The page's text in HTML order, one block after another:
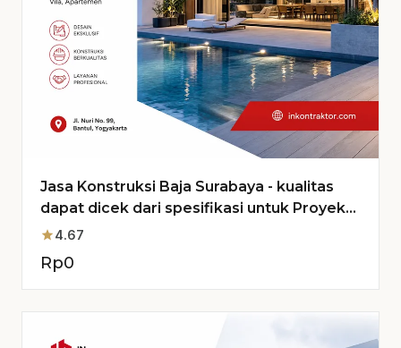
Jasa Konstruksi Baja Surabaya - kualitas
dapat dicek dari spesifikasi untuk Proyek
Anda
star4.67
Rp0